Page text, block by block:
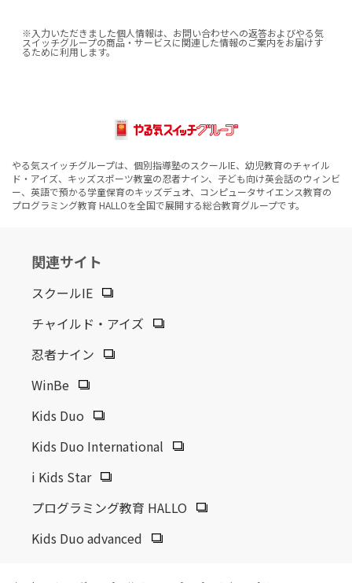
※入力いただきました個人情報は、お問い合わせへの返答およびやる気
スイッチグループの商品・サービスに関連した情報のご案内をお届けす
るために利用します。
やる気スイッチグループは、個別指導塾のスクールIE、幼児教育のチャイル
ド・アイズ、キッズスポーツ教室の忍者ナイン、子ども向け英会話のウィンビ
ー、英語で預かる学童保育のキッズデュオ、コンピュータサイエンス教育の
プログラミング教育 HALLOを全国で展開する総合教育グループです。
関連サイト
スクールIE
チャイルド・アイズ
忍者ナイン
WinBe
Kids Duo
Kids Duo International
i Kids Star
プログラミング教育 HALLO
Kids Duo advanced